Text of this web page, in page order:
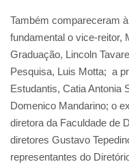
Também compareceram
fundamental o vice-reitor,
Graduação, Lincoln
Pesquisa, Luis Motta; a
Estudantis, Catia Antonia
Domenico Mandarino; o
diretora da Faculdade de
diretores Gustavo
representantes do